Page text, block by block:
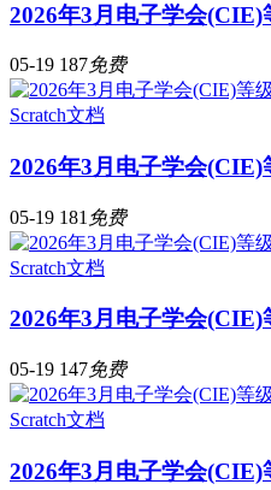
2026年3月电子学会
05-19 187免费
Scratch文档
2026年3月电子学会
05-19 181 免费
Scratch文档
2026年3月电子学会
05-19 147免费
Scratch文档
2026年3月电子学会